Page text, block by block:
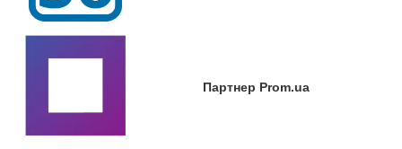
Партнер Prom.ua